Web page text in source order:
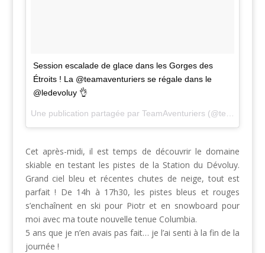
Session escalade de glace dans les Gorges des
Étroits ! La @teamaventuriers se régale dans le
@ledevoluy 👌
Une publication partagée par TeamAventuriers (@teamaventuriers) le
Cet après-midi, il est temps de découvrir le domaine
skiable en testant les pistes de la Station du Dévoluy.
Grand ciel bleu et récentes chutes de neige, tout est
parfait ! De 14h à 17h30, les pistes bleus et rouges
s’enchaînent en ski pour Piotr et en snowboard pour
moi avec ma toute nouvelle tenue Columbia.
5 ans que je n’en avais pas fait… je l’ai senti à la fin de la
journée !